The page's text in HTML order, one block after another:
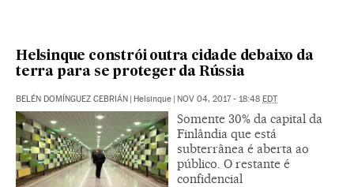
Helsinque constrói outra cidade debaixo da
terra para se proteger da Rússia
BELÉN DOMÍNGUEZ CEBRIÁN | Helsinque | NOV 04, 2017 - 18:48 EDT
Somente 30% da capital da
Finlândia que está
subterrânea é aberta ao
público. O restante é
confidencial